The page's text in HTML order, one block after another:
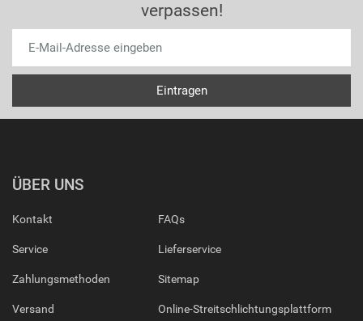
verpassen!
ÜBER UNS
Kontakt
Service
Zahlungsmethoden
Versand
FAQs
Lieferservice
Sitemap
Online-Streitschlichtungsplattform